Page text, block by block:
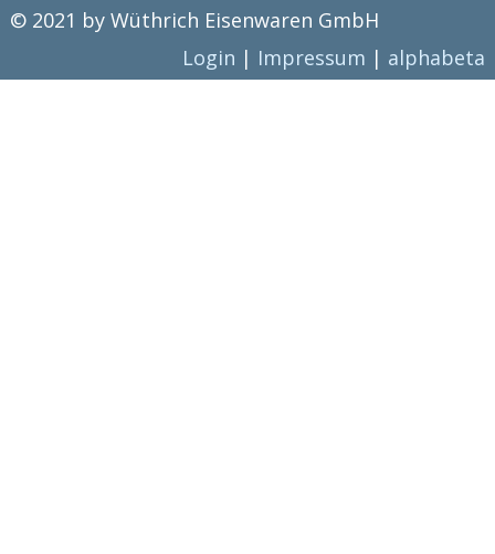
© 2021 by Wüthrich Eisenwaren GmbH
Login | Impressum | alphabeta